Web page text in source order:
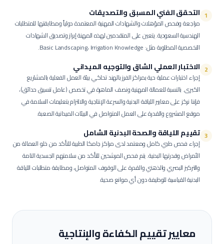
1 التحقق الفني المسبق والتصديقات
مراجعة وفحص المؤهلات والشهادات المهنية المعتمدة دولياً ومطابقتها للمتطلبات
الهندسية السعودية.يتعين على المتقدمين لهذه المهنة إبراز وتصديق الشهادات
التخصصية المطلوبة مثل: Basic Landscaping، Irrigation Knowledge.
2 الاختبار العملي الشاق والتوجيه الميداني
إجراء اختبارات عملية حية بمراكز الفرز بالهند تحاكي بيئة العمل الفعلية بالمشاريع
الكبرى. بالنسبة للعمالة المهنية ونصف الماهرة في تخصص (عامل تنسيق حدائق)،
فإننا نركز على معايير اللياقة البدنية والسرعة الإنتاجية والالتزام بتعليمات السلامة في
موقع المشروع والقدرة على العمل المتواصل في البيئات الميدانية الصعبة.
3 تقييم اللياقة والصحة البدنية الشامل
إجراء فحص طبي كامل ومعتمد لدى مراكز جامكا الطبية للتأكد من خلو العمالة من
الأمراض وقدرتها البدنية.يتم فحص المرشحين للتأكد من سلامتهم الجسدية التامة
والتركيز البصري والذهني والقدرة على الوقوف المتواصل، ومطابقة متطلبات اللياقة
البدنية القياسية للوظيفة دون أي موانع صحية.
معايير تقييم الكفاءة والإنتاجية